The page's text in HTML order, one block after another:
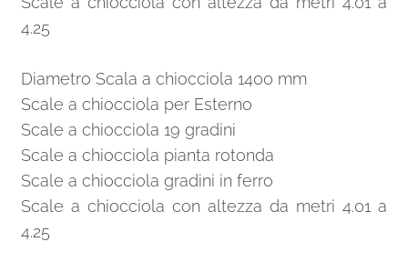
4.25
Diametro Scala a chiocciola 1400 mm
Scale a chiocciola per Esterno
Scale a chiocciola 19 gradini
Scale a chiocciola pianta rotonda
Scale a chiocciola gradini in ferro
Scale a chiocciola con altezza da metri 4.01 a
4.25